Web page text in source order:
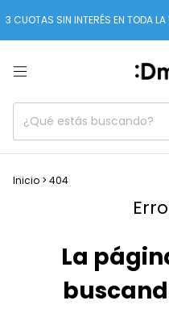
3 CUOTAS SIN INTERÉS EN TODA LA
Inicio > 404
La